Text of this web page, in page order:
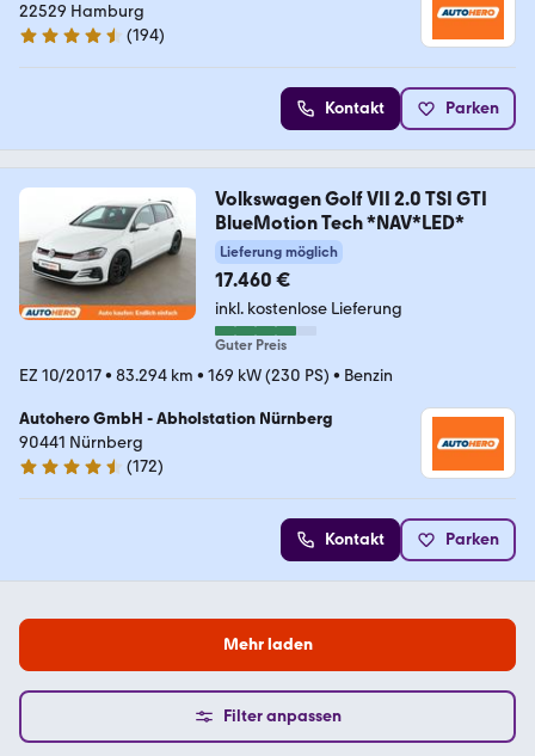
22529 Hamburg
4.6 Sterne
(194)
Kontakt Parken
Volkswagen Golf VII 2.0 TSI GTI
BlueMotion Tech *NAV*LED*
Lieferung möglich
17.460 €
inkl. kostenlose Lieferung
Guter Preis
EZ 10/2017• 83.294 km • 169 kW (230 PS) • Benzin
Autohero GmbH - Abholstation Nürnberg
90441 Nürnberg
4.5 Sterne
(172)
Kontakt Parken
Mehr laden
Filter anpassen